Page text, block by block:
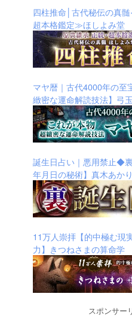
四柱推命│古代秘伝の真
超本格鑑定≫ほしよみ堂
マヤ暦｜古代4000年の
緻密な運命解読技法】弓玉
誕生日占い｜悪用禁止◆
年月日の秘術】真木あかり
11万人崇拝【的中極む現
力】きつねさまの算命学
スポンサー